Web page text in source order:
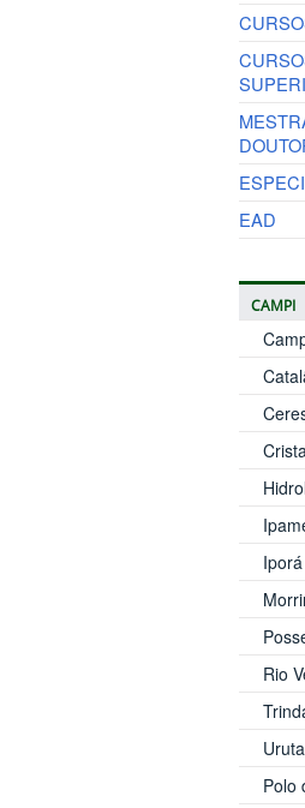
EAD
CAMPI
Iporá
Rio
Polo